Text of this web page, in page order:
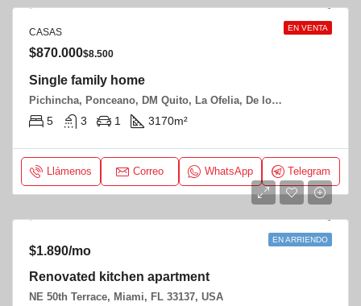
EN VENTA
CASAS
$870.000$8.500
Single family home
Pichincha, Ponceano, DM Quito, La Ofelia, De los Molles y Jaime albuja
5 3 1 3170m²
Llámenos Correo WhatsApp Telegram
EN ARRIENDO
$1.890/mo
Renovated kitchen apartment
NE 50th Terrace, Miami, FL 33137, USA